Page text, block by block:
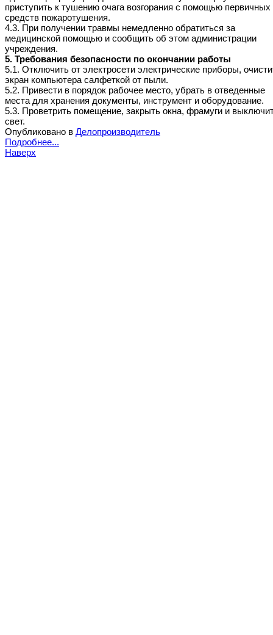
приступить к тушению очага возгорания с помощью первичных
средств пожаротушения.
4.3. При получении травмы немедленно обратиться за
медицинской помощью и сообщить об этом администрации
учреждения.
5. Требования безопасности по окончании работы
5.1. Отключить от электросети электрические приборы,
экран компьютера салфеткой от пыли.
5.2. Привести в порядок рабочее место, убрать в отведенные
места для хранения документы, инструмент и оборудование.
5.3. Проветрить помещение, закрыть окна, фрамуги и
свет.
Опубликовано в Делопроизводитель
Подробнее...
Наверх